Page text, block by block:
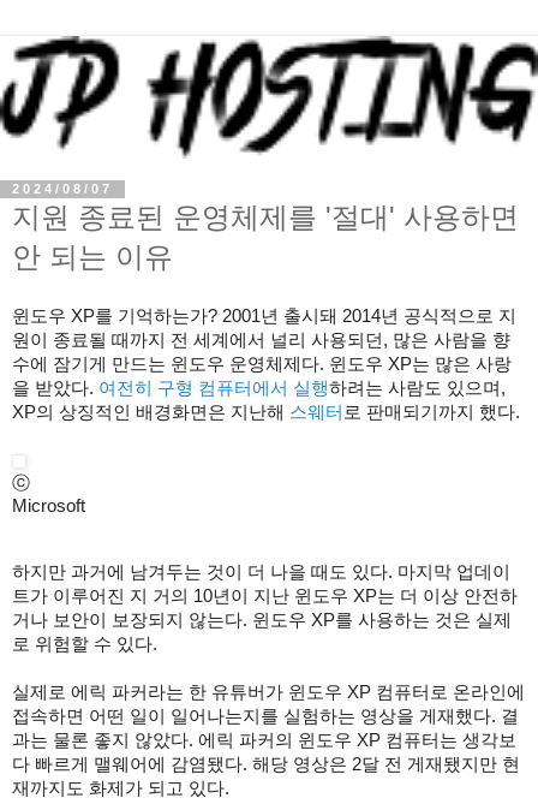
2024/08/07
지원 종료된 운영체제를 '절대' 사용하면
안 되는 이유
윈도우 XP를 기억하는가? 2001년 출시돼 2014년 공식적으로 지
원이 종료될 때까지 전 세계에서 널리 사용되던, 많은 사람을 향
수에 잠기게 만드는 윈도우 운영체제다. 윈도우 XP는 많은 사랑
을 받았다. 여전히 구형 컴퓨터에서 실행하려는 사람도 있으며,
XP의 상징적인 배경화면은 지난해 스웨터 로 판매되기까지 했다.
ⓒ
Microsoft
하지만 과거에 남겨두는 것이 더 나을 때도 있다. 마지막 업데이
트가 이루어진 지 거의 10년이 지난 윈도우 XP는 더 이상 안전하
거나 보안이 보장되지 않는다. 윈도우 XP를 사용하는 것은 실제
로 위험할 수 있다.
실제로 에릭 파커라는 한 유튜버가 윈도우 XP 컴퓨터로 온라인에
접속하면 어떤 일이 일어나는지를 실험하는 영상을 게재했다. 결
과는 물론 좋지 않았다. 에릭 파커의 윈도우 XP 컴퓨터는 생각보
다 빠르게 맬웨어에 감염됐다. 해당 영상은 2달 전 게재됐지만 현
재까지도 화제가 되고 있다.